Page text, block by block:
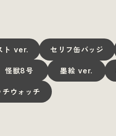
ト ver. セリフ缶バッジ
怪獣8号 墨絵 ver.
チウォッチ